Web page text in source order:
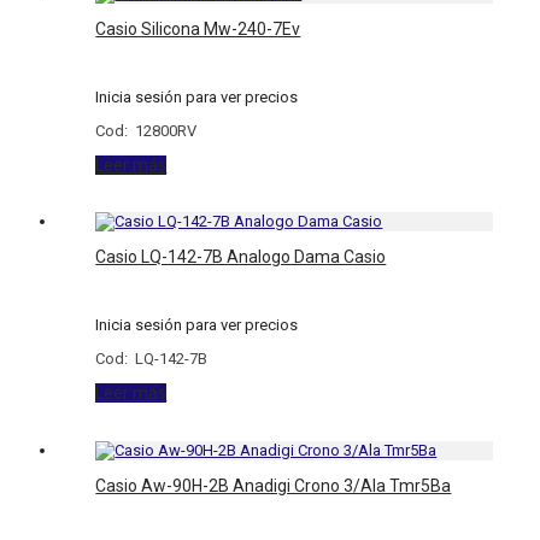
Casio Silicona Mw-240-7Ev
Inicia sesión para ver precios
Cod: 12800RV
Leer más
Casio LQ-142-7B Analogo Dama Casio
Inicia sesión para ver precios
Cod: LQ-142-7B
Leer más
Casio Aw-90H-2B Anadigi Crono 3/Ala Tmr5Ba